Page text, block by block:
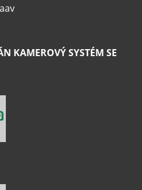
KAMEROVÝ SYSTÉM SE